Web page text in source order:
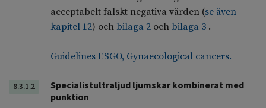
acceptabelt falskt negativa värden (se även
kapitel 12) och bilaga 2och bilaga 3.
Guidelines ESGO, Gynaecological cancers.
8.3.1.2
Specialistultraljud ljumskar kombinerat med
punktion